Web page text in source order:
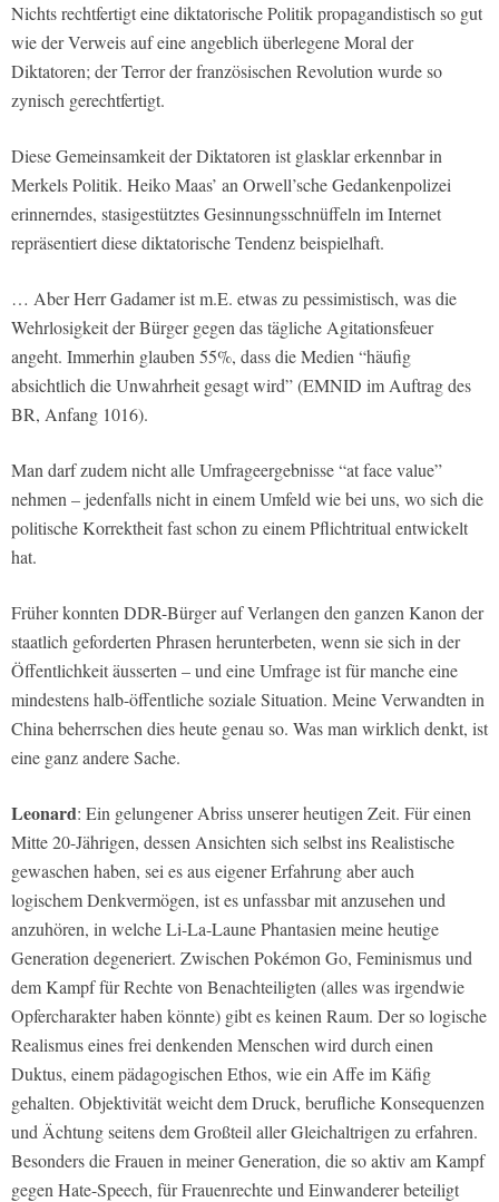
Nichts rechtfertigt eine diktatorische Politik propagandistisch so gut
wie der Verweis auf eine angeblich überlegene Moral der
Diktatoren; der Terror der französischen Revolution wurde so
zynisch gerechtfertigt.
Diese Gemeinsamkeit der Diktatoren ist glasklar erkennbar in
Merkels Politik. Heiko Maas’ an Orwell’sche Gedankenpolizei
erinnerndes, stasigestütztes Gesinnungsschnüffeln im Internet
repräsentiert diese diktatorische Tendenz beispielhaft.
… Aber Herr Gadamer ist m.E. etwas zu pessimistisch, was die
Wehrlosigkeit der Bürger gegen das tägliche Agitationsfeuer
angeht. Immerhin glauben 55%, dass die Medien “häufig
absichtlich die Unwahrheit gesagt wird” (EMNID im Auftrag des
BR, Anfang 1016).
Man darf zudem nicht alle Umfrageergebnisse “at face value”
nehmen – jedenfalls nicht in einem Umfeld wie bei uns, wo sich die
politische Korrektheit fast schon zu einem Pflichtritual entwickelt
hat.
Früher konnten DDR-Bürger auf Verlangen den ganzen Kanon der
staatlich geforderten Phrasen herunterbeten, wenn sie sich in der
Öffentlichkeit äusserten – und eine Umfrage ist für manche eine
mindestens halb-öffentliche soziale Situation. Meine Verwandten in
China beherrschen dies heute genau so. Was man wirklich denkt, ist
eine ganz andere Sache.
Leonard: Ein gelungener Abriss unserer heutigen Zeit. Für einen
Mitte 20-Jährigen, dessen Ansichten sich selbst ins Realistische
gewaschen haben, sei es aus eigener Erfahrung aber auch
logischem Denkvermögen, ist es unfassbar mit anzusehen und
anzuhören, in welche Li-La-Laune Phantasien meine heutige
Generation degeneriert. Zwischen Pokémon Go, Feminismus und
dem Kampf für Rechte von Benachteiligten (alles was irgendwie
Opfercharakter haben könnte) gibt es keinen Raum. Der so logische
Realismus eines frei denkenden Menschen wird durch einen
Duktus, einem pädagogischen Ethos, wie ein Affe im Käfig
gehalten. Objektivität weicht dem Druck, berufliche Konsequenzen
und Ächtung seitens dem Großteil aller Gleichaltrigen zu erfahren.
Besonders die Frauen in meiner Generation, die so aktiv am Kampf
gegen Hate-Speech, für Frauenrechte und Einwanderer beteiligt